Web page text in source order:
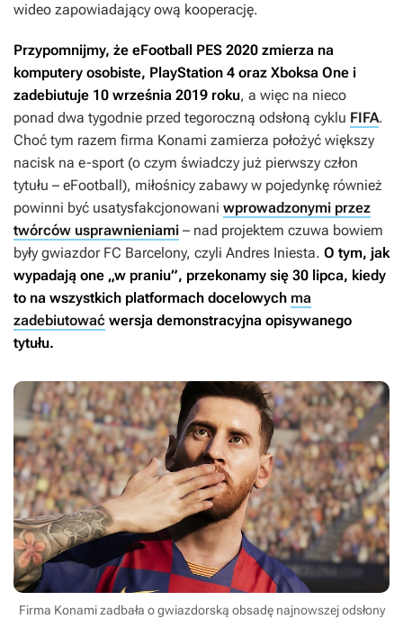
wideo zapowiadający ową kooperację.
Przypomnijmy, że eFootball PES 2020 zmierza na
komputery osobiste, PlayStation 4 oraz Xboksa One i
zadebiutuje 10 września 2019 roku, a więc na nieco
ponad dwa tygodnie przed tegoroczną odsłoną cyklu FIFA.
Choć tym razem firma Konami zamierza położyć większy
nacisk na e-sport (o czym świadczy już pierwszy człon
tytułu – eFootball), miłośnicy zabawy w pojedynkę również
powinni być usatysfakcjonowani wprowadzonymi przez
twórców usprawnieniami – nad projektem czuwa bowiem
były gwiazdor FC Barcelony, czyli Andres Iniesta. O tym, jak
wypadają one „w praniu”, przekonamy się 30 lipca, kiedy
to na wszystkich platformach docelowych ma
zadebiutować wersja demonstracyjna opisywanego
tytułu.
Firma Konami zadbała o gwiazdorską obsadę najnowszej odsłony